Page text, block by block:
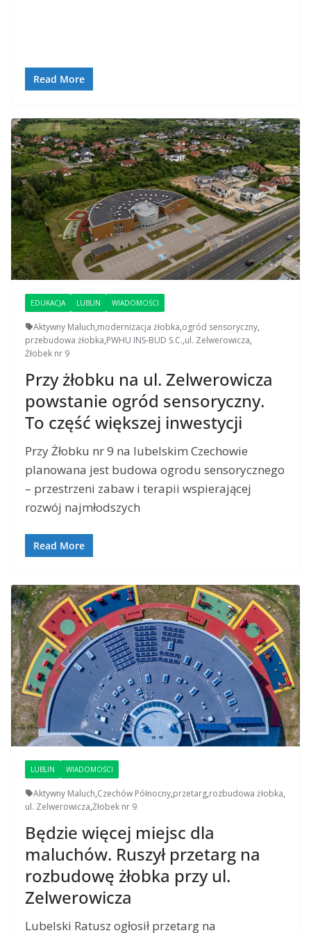
Read More
EDUKACJA LUBLIN WIADOMOŚCI
Aktywny Maluch,modernizacja żłobka,ogród sensoryczny,
przebudowa żłobka,PWHU INS-BUD S.C.,ul. Zelwerowicza,
Żłobek nr 9
Przy żłobku na ul. Zelwerowicza
powstanie ogród sensoryczny.
To część większej inwestycji
Przy Żłobku nr 9 na lubelskim Czechowie
planowana jest budowa ogrodu sensorycznego
– przestrzeni zabaw i terapii wspierającej
rozwój najmłodszych
Read More
LUBLIN WIADOMOŚCI
Aktywny Maluch,Czechów Północny,przetarg,rozbudowa żłobka,
ul. Zelwerowicza,Żłobek nr 9
Będzie więcej miejsc dla
maluchów. Ruszył przetarg na
rozbudowę żłobka przy ul.
Zelwerowicza
Lubelski Ratusz ogłosił przetarg na